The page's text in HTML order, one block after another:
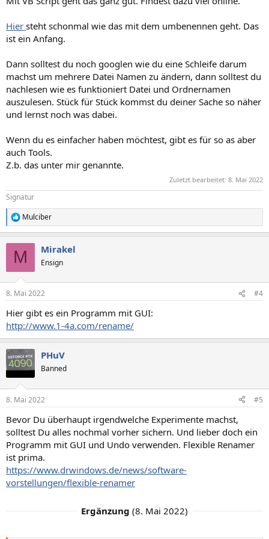
:
Hier steht schonmal wie das mit dem umbenennen geht. Das
ist ein Anfang.
Dann solltest du noch googlen wie du eine Schleife darum
machst um mehrere Datei Namen zu ändern, dann solltest du
nachlesen wie es funktioniert Datei und Ordnernamen
auszulesen. Stück für Stück kommst du deiner Sache so näher
und lernst noch was dabei.
Wenn du es einfacher haben möchtest, gibt es für so as aber
auch Tools.
Z.b. das unter mir genannte.
Zuletzt bearbeitet: 8. Mai 2022
Signatur
R
e
e
:
Mulciber
M Mirakel
Ensign
8. Mai 2022 #4
Hier gibt es ein Programm mit GUI:
http://www.1-4a.com/rename/
PHuV
Banned
8. Mai 2022 #5
Bevor Du überhaupt irgendwelche Experimente machst,
solltest Du alles nochmal vorher sichern. Und lieber doch ein
Programm mit GUI und Undo verwenden. Flexible Renamer
ist prima.
https://www.drwindows.de/news/software-
vorstellungen/flexible-renamer
Ergänzung (8. Mai 2022)